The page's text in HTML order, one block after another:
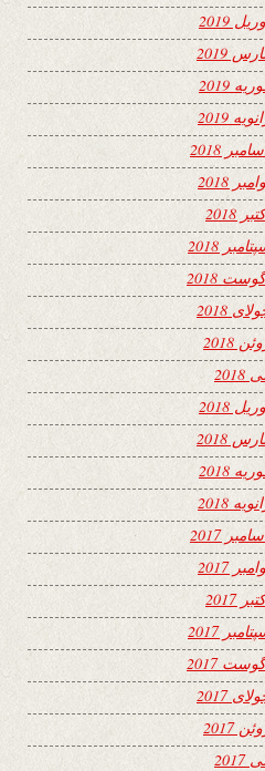
2019
2019
2019
2019
2018
2018
2018
2018
2018
2018
2018
2018
2018
2018
2018
2017
2017
2017
2017
2017
2017
2017
2017